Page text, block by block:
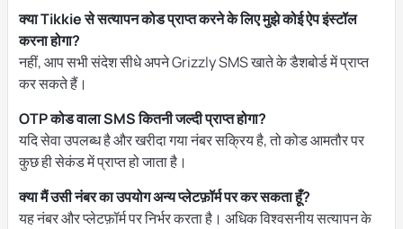
क्या Tikkie से सत्यापन कोड प्राप्त करने के लिए मुझे कोई ऐप इंस्टॉल
करना होगा?
नहीं, आप सभी संदेश सीधे अपने Grizzly SMS खाते के डैशबोर्ड में प्राप्त
कर सकते हैं।
OTP कोड वाला SMS कितनी जल्दी प्राप्त होगा?
यदि सेवा उपलब्ध है और खरीदा गया नंबर सक्रिय है, तो कोड आमतौर पर
कुछ ही सेकंड में प्राप्त हो जाता है।
क्या मैं उसी नंबर का उपयोग अन्य प्लेटफ़ॉर्म पर कर सकता हूँ?
यह नंबर और प्लेटफ़ॉर्म पर निर्भर करता है। अधिक विश्वसनीय सत्यापन के